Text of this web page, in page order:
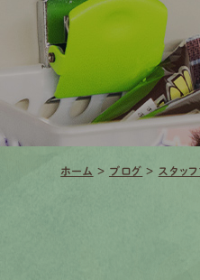
ホーム > ブログ > スタッ